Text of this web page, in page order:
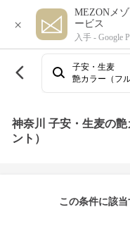
×
MEZONメ
ービス
入手 - Google
子安・生麦
艶カラー（フ
神奈川 子安・生麦の
ント）
この条件に該